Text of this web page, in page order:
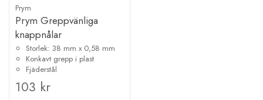
Prym
Prym Greppvänliga
knappnålar
Storlek: 38 mm x 0,58 mm
Konkavt grepp i plast
Fjäderstål
103 kr